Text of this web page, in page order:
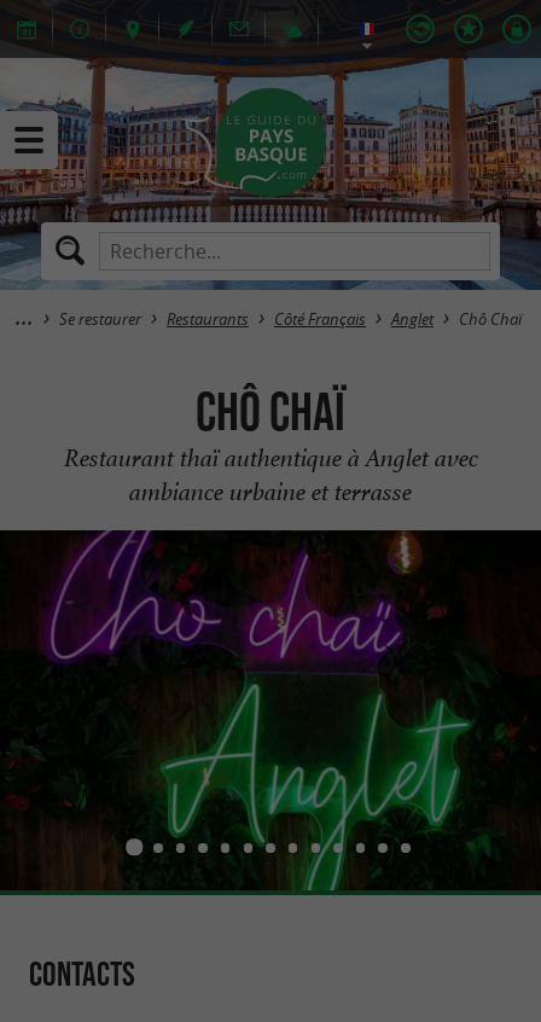
Se restaurer Restaurants Côté Français Anglet Chô Chaï
Chô Chaï
Restaurant thaï authentique à Anglet avec
ambiance urbaine et terrasse
Contacts